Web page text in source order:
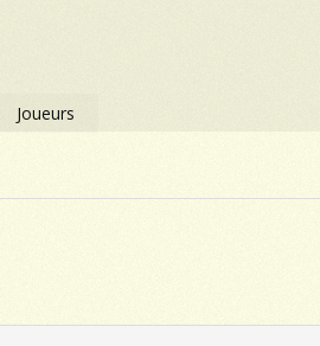
Joueurs